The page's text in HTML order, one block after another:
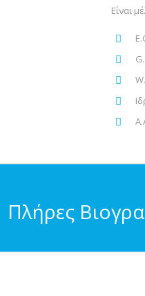
Eίναι
Πλήρες